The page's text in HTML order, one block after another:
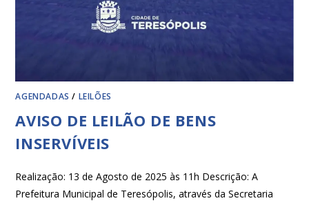
AGENDADAS / LEILÕES
AVISO DE LEILÃO DE BENS
INSERVÍVEIS
Realização: 13 de Agosto de 2025 às 11h Descrição: A
Prefeitura Municipal de Teresópolis, através da Secretaria